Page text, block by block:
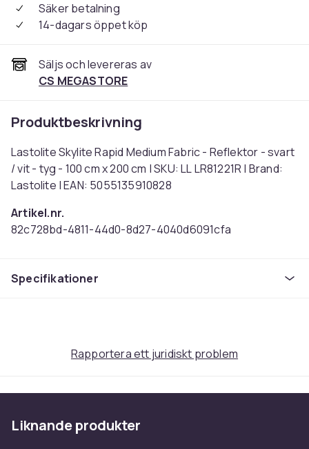
Säker betalning
14-dagars öppet köp
Säljs och levereras av
CS MEGASTORE
Produktbeskrivning
Lastolite Skylite Rapid Medium Fabric - Reflektor - svart
/ vit - tyg - 100 cm x 200 cm | SKU: LL LR81221R | Brand:
Lastolite | EAN: 5055135910828
Artikel.nr.
82c728bd-4811-44d0-8d27-4040d6091cfa
Specifikationer
Rapportera ett juridiskt problem
Liknande produkter